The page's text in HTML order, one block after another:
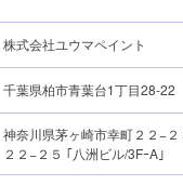
株式会社ユウマペイント
千葉県柏市青葉台1丁目28-22
神奈川県茅ヶ崎市幸町２２−
２２−２５ ｢八洲ビル/3FｰA｣